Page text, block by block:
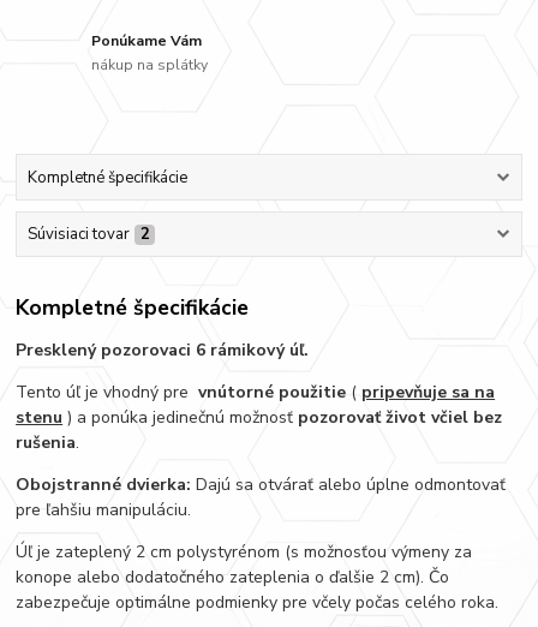
Ponúkame Vám
nákup na splátky
Kompletné špecifikácie
Súvisiaci tovar 2
Kompletné špecifikácie
Presklený pozorovaci 6 rámikový úľ.
Tento úľ je vhodný pre vnútorné použitie ( pripevňuje sa na
stenu ) a ponúka jedinečnú možnosť pozorovať život včiel bez
rušenia.
Obojstranné dvierka: Dajú sa otvárať alebo úplne odmontovať
pre ľahšiu manipuláciu.
Úľ je zateplený 2 cm polystyrénom (s možnosťou výmeny za
konope alebo dodatočného zateplenia o ďalšie 2 cm). Čo
zabezpečuje optimálne podmienky pre včely počas celého roka.